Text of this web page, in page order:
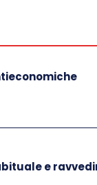
dal 1°
di calcolo
del numero
e